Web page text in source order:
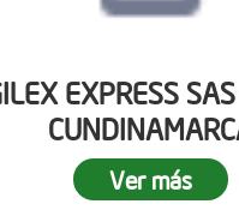
EXPRESS
Ver más